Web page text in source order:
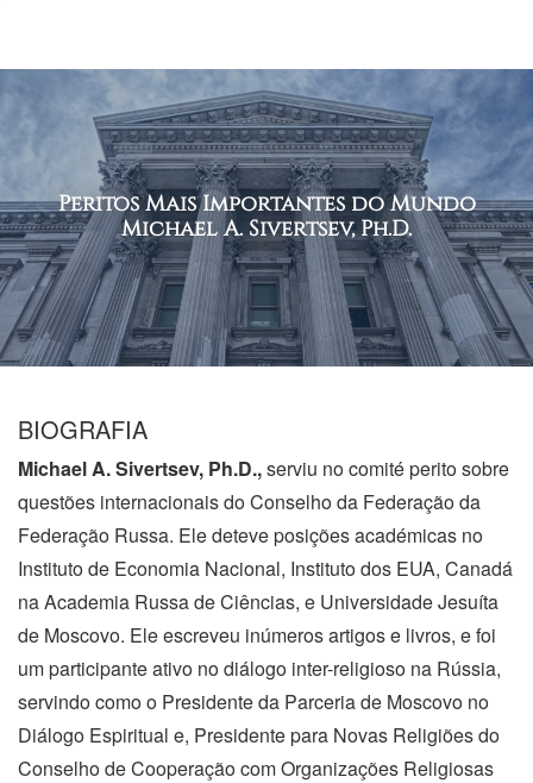
Peritos Mais Importantes do Mundo
Michael A.Sivertsev, Ph.D.
BIOGRAFIA
Michael A.Sivertsev, Ph.D.,serviu no comité perito sobre
questões internacionais do Conselho da Federação da
Federação Russa. Ele deteve posições académicas no
Instituto de Economia Nacional, Instituto dos EUA, Canadá
na Academia Russa de Ciências, e Universidade Jesuíta
de Moscovo. Ele escreveu inúmeros artigos e livros, e foi
um participante ativo no diálogo inter-religioso na Rússia,
servindo como o Presidente da Parceria de Moscovo no
Diálogo Espiritual e, Presidente para Novas Religiões do
Conselho de Cooperação com Organizações Religiosas